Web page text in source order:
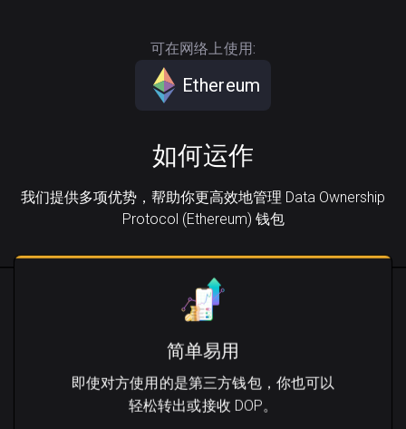
可在网络上使用:
Ethereum
如何运作
我们提供多项优势，帮助你更高效地管理 Data Ownership
Protocol (Ethereum) 钱包
简单易用
即使对方使用的是第三方钱包，你也可以
轻松转出或接收 DOP。